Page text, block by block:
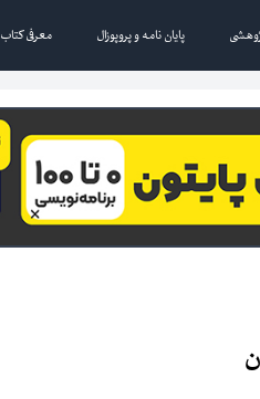
پایان نامه و پروپوزال معرفی کتاب